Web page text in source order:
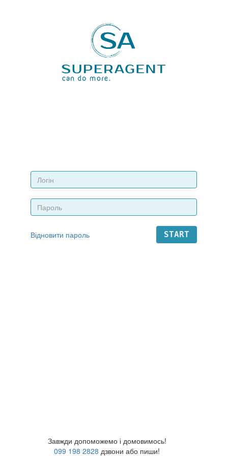
Відновити пароль
Завжди допоможемо і домовимось!
099 198 2828 дзвони або пиши!